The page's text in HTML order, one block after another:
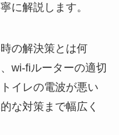
に解説します。
の解決策とは何
wi-fiルーターの適切
イレの電波が悪い
な対策まで幅広く